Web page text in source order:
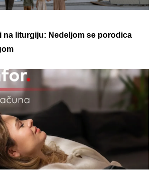
na liturgiju: Nedeljom se porodica